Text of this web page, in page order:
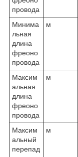
провода
Минима
льная
длина
фреоно
провода
м
Максим
альная
длина
фреоно
провода
м
Максим
альный
перепад
м